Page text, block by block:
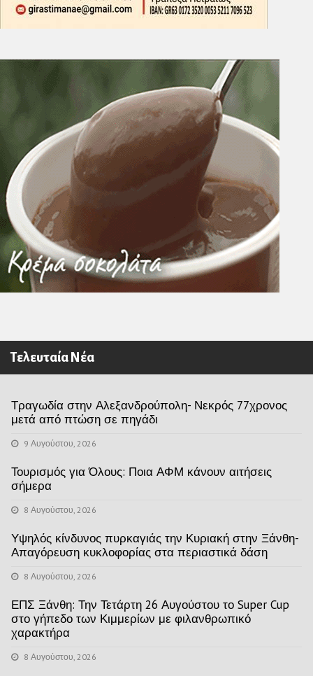
Τελευταία Νέα
Τραγωδία στην Αλεξανδρούπολη- Νεκρός 77χρονος
μετά από πτώση σε πηγάδι
9 Αυγούστου, 2026
Τουρισμός για Όλους: Ποια ΑΦΜ κάνουν αιτήσεις
σήμερα
8 Αυγούστου, 2026
Υψηλός κίνδυνος πυρκαγιάς την Κυριακή στην Ξάνθη-
Απαγόρευση κυκλοφορίας στα περιαστικά δάση
8 Αυγούστου, 2026
ΕΠΣ Ξάνθη: Την Τετάρτη 26 Αυγούστου το Super Cup
στο γήπεδο των Κιμμερίων με φιλανθρωπικό
χαρακτήρα
8 Αυγούστου, 2026